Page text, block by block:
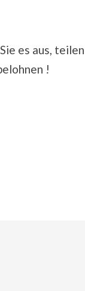
es aus, teilen
!